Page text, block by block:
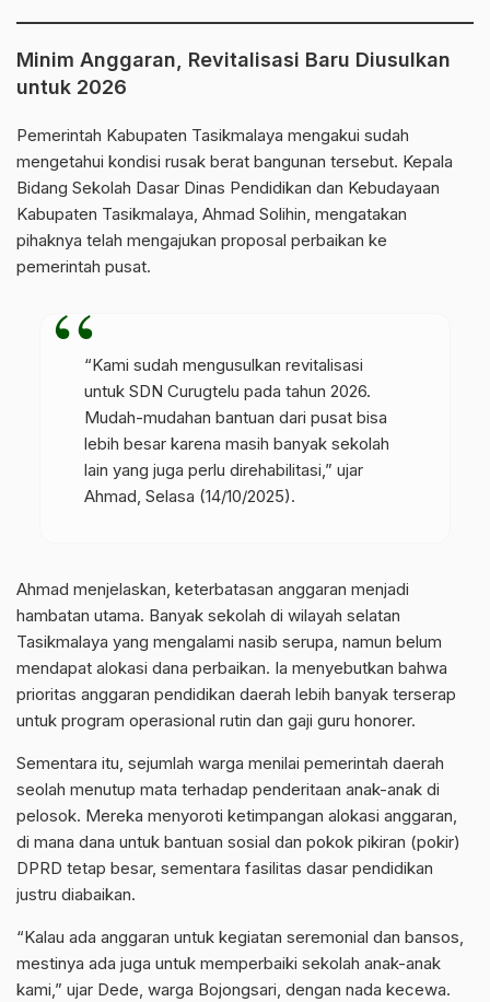
Minim Anggaran, Revitalisasi Baru Diusulkan
untuk 2026
Pemerintah Kabupaten Tasikmalaya mengakui sudah
mengetahui kondisi rusak berat bangunan tersebut. Kepala
Bidang Sekolah Dasar Dinas Pendidikan dan Kebudayaan
Kabupaten Tasikmalaya, Ahmad Solihin, mengatakan
pihaknya telah mengajukan proposal perbaikan ke
pemerintah pusat.
“Kami sudah mengusulkan revitalisasi
untuk SDN Curugtelu pada tahun 2026.
Mudah-mudahan bantuan dari pusat bisa
lebih besar karena masih banyak sekolah
lain yang juga perlu direhabilitasi,” ujar
Ahmad, Selasa (14/10/2025).
Ahmad menjelaskan, keterbatasan anggaran menjadi
hambatan utama. Banyak sekolah di wilayah selatan
Tasikmalaya yang mengalami nasib serupa, namun belum
mendapat alokasi dana perbaikan. Ia menyebutkan bahwa
prioritas anggaran pendidikan daerah lebih banyak terserap
untuk program operasional rutin dan gaji guru honorer.
Sementara itu, sejumlah warga menilai pemerintah daerah
seolah menutup mata terhadap penderitaan anak-anak di
pelosok. Mereka menyoroti ketimpangan alokasi anggaran,
di mana dana untuk bantuan sosial dan pokok pikiran (pokir)
DPRD tetap besar, sementara fasilitas dasar pendidikan
justru diabaikan.
“Kalau ada anggaran untuk kegiatan seremonial dan bansos,
mestinya ada juga untuk memperbaiki sekolah anak-anak
kami,” ujar Dede, warga Bojongsari, dengan nada kecewa.